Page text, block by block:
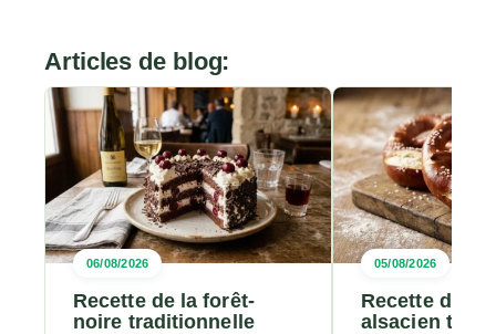
Articles de blog:
06/08/2026
Recette de la forêt-
noire traditionnelle
05/08/2026
Recette du
alsacien